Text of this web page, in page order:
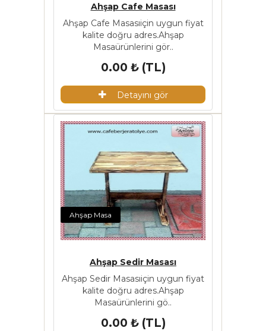
Ahşap Cafe Masası
Ahşap Cafe Masasıiçin uygun fiyat
kalite doğru adres.Ahşap
Masaürünlerini gör..
0.00 ₺ (TL)
Detayını gör
Ahşap Masa
Ahşap Sedir Masası
Ahşap Sedir Masasıiçin uygun fiyat
kalite doğru adres.Ahşap
Masaürünlerini gö..
0.00 ₺ (TL)